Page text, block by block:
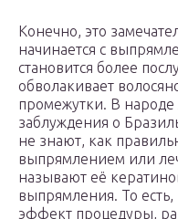
Конечно, это
начинается с
становится более
обволакивает
промежутки. В
заблуждения о
не знают, как
выпрямлением или
называют её
выпрямления. То
эффект процедуры,